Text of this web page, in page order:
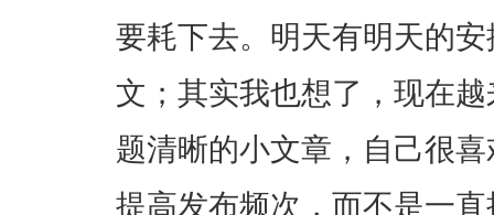
要耗下去。明天有明天的
文；其实我也想了，现在
题清晰的小文章，自己很
提高发布频次，而不是一